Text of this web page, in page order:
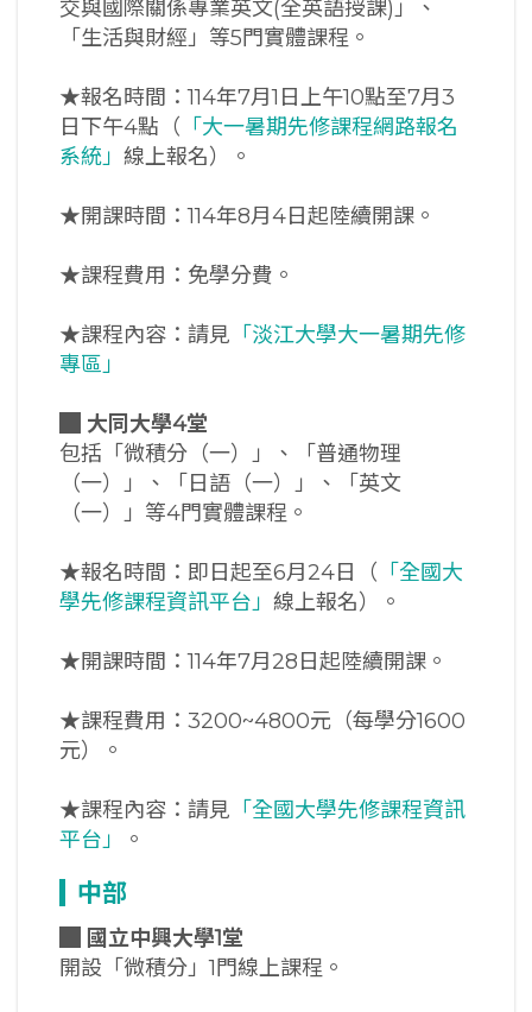
交與國際關係專業英文(全英語授課)」、
「生活與財經」等5門實體課程。
★報名時間：114年7月1日上午10點至7月3
日下午4點（ 「大一暑期先修課程網路報名
系統」 線上報名）。
★開課時間：114年8月4日起陸續開課。
★課程費用：免學分費。
★課程內容：請見 「淡江大學大一暑期先修
專區」
大同大學4堂
包括「微積分（一）」、「普通物理
（一）」、「日語（一）」、「英文
（一）」等4門實體課程。
★報名時間：即日起至6月24日（ 「全國大
學先修課程資訊平台」 線上報名）。
★開課時間：114年7月28日起陸續開課。
★課程費用：3200~4800元（每學分1600
元）。
★課程內容：請見 「全國大學先修課程資訊
平台」
。
中部
國立中興大學1堂
開設「微積分」1門線上課程。